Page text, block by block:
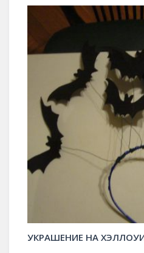
УКРАШЕНИЕ НА